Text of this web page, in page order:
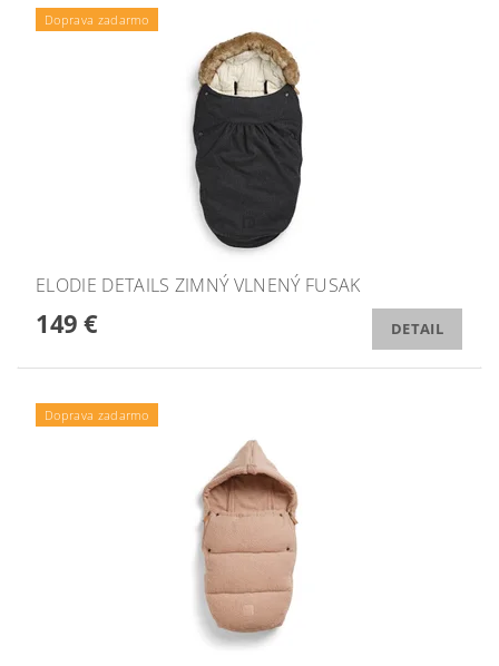
Doprava zadarmo
ELODIE DETAILS ZIMNÝ VLNENÝ FUSAK
149 € DETAIL
Doprava zadarmo